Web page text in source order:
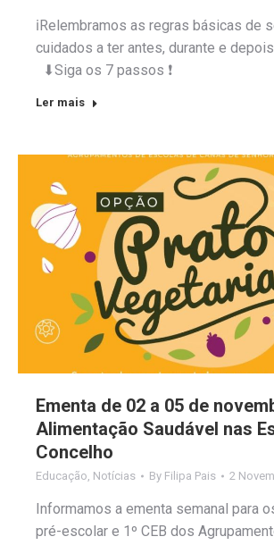
ℹRelembramos as regras básicas de
cuidados a ter antes, durante e
⬇Siga os 7 passos ❗
Ler mais
Ementa de 02 a 05 de
Alimentação Saudável nas
Concelho
Educação Notícias By Filipa Pais 2
Informamos a ementa semanal para
pré-escolar e 1º CEB dos